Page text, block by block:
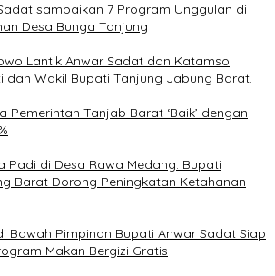
sampaikan 7 Program Unggulan di
Desa Bunga Tanjung
Lantik Anwar Sadat dan Katamso
dan Wakil Bupati Tanjung Jabung Barat.
Pemerintah Tanjab Barat ‘Baik’ dengan
Padi di Desa Rawa Medang: Bupati
Barat Dorong Peningkatan Ketahanan
Bawah Pimpinan Bupati Anwar Sadat Siap
Makan Bergizi Gratis